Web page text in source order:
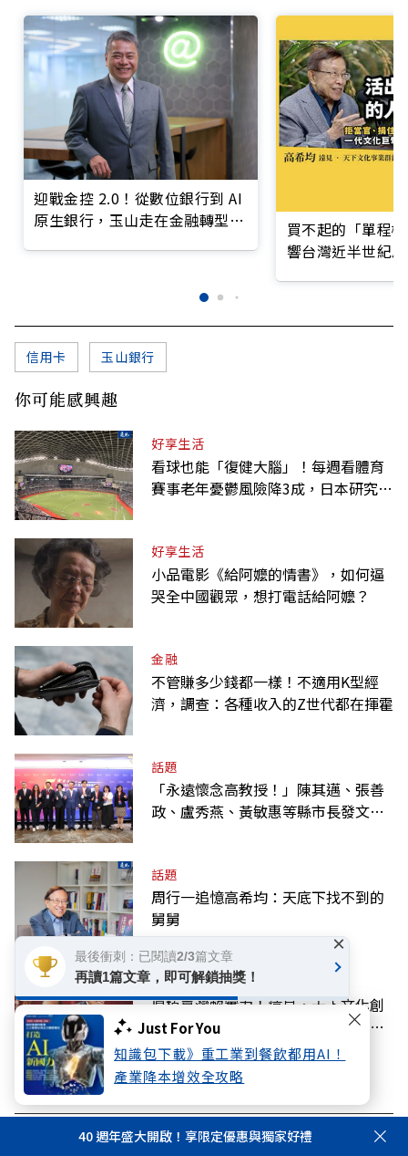
Just For You
知識包下載》重工業到餐飲都用AI！
產業降本增效全攻略
迎戰金控 2.0！從數位銀行到 AI
原生銀行，玉山走在金融轉型最
買不起的「單程
響台灣近半世紀
信用卡 玉山銀行
你可能感興趣
好享生活
看球也能「復健大腦」！每週看體育
賽事老年憂鬱風險降3成，日本研究：
好享生活
小品電影《給阿嬤的情書》，如何逼
哭全中國觀眾，想打電話給阿嬤？
金融
不管賺多少錢都一樣！不適用K型經
濟，調查：各種收入的Z世代都在揮霍
話題
「永遠懷念高教授！」陳其邁、張善
政、盧秀燕、黃敏惠等縣市長發文弔
話題
周行一追憶高希均：天底下找不到的
舅舅
話題
厚植臺灣軟實力！遠見‧天下文化創
辦人高希均辭世，文化部將呈請總統
明令褒揚
看此文章的人也看了..
40 週年盛大開啟！享限定優惠與獨家好禮
最後衝刺：已閱讀2/3篇文章
再讀1篇文章，即可解鎖抽獎！
×